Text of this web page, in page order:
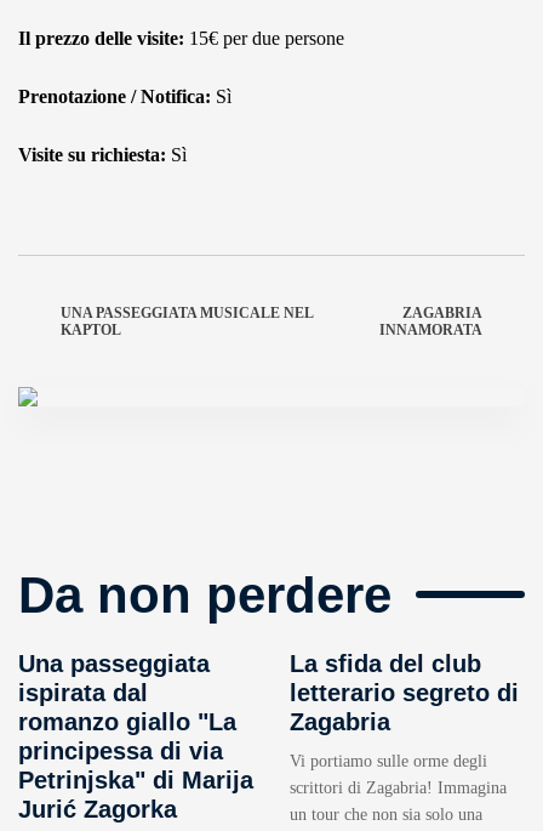
Il prezzo delle visite: 15€ per due persone
Prenotazione / Notifica: Sì
Visite su richiesta: Sì
UNA PASSEGGIATA MUSICALE NEL
KAPTOL
ZAGABRIA
INNAMORATA
Da non perdere
Una passeggiata
ispirata dal
romanzo giallo "La
principessa di via
Petrinjska" di Marija
Jurić Zagorka
La sfida del club
letterario segreto di
Zagabria
Vi portiamo sulle orme degli
scrittori di Zagabria! Immagina
un tour che non sia solo una